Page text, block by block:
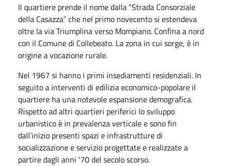
Il quartiere prende il nome dalla “Strada Consorziale
della Casazza” che nel primo novecento si estendeva
oltre la via Triumplina verso Mompiano. Confina a nord
con il Comune di Collebeato. La zona in cui sorge, è in
origine a vocazione rurale.
Nel 1967 si hanno i primi insediamenti residenziali. In
seguito a interventi di edilizia economico-popolare il
quartiere ha una notevole espansione demografica.
Rispetto ad altri quartieri periferici lo sviluppo
urbanistico è in prevalenza verticale e sono fin
dall’inizio presenti spazi e infrastrutture di
socializzazione e servizio progettate e realizzate a
partire dagli anni ‘70 del secolo scorso.